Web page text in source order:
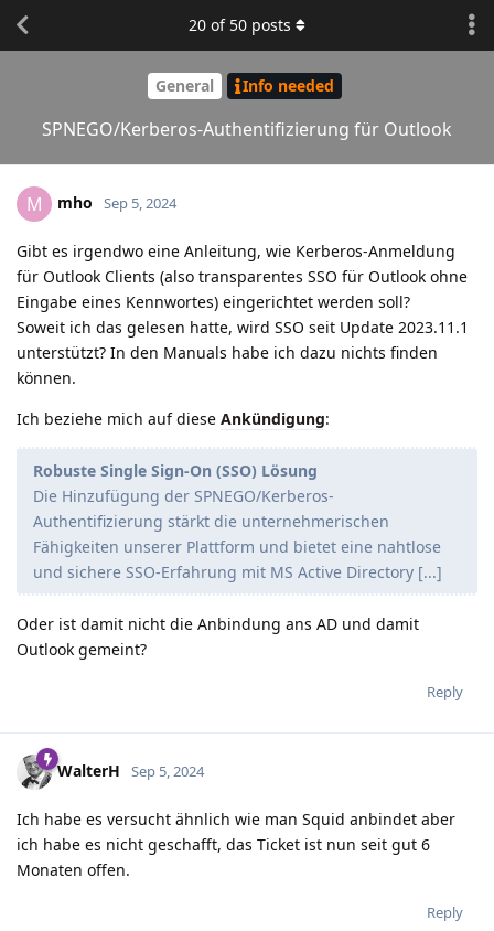
General Info needed
SPNEGO/Kerberos-Authentifizierung für Outlook
20 of 50 posts
M mho Sep 5, 2024
Gibt es irgendwo eine Anleitung, wie Kerberos-Anmeldung
für Outlook Clients (also transparentes SSO für Outlook ohne
Eingabe eines Kennwortes) eingerichtet werden soll?
Soweit ich das gelesen hatte, wird SSO seit Update 2023.11.1
unterstützt? In den Manuals habe ich dazu nichts finden
können.
Ich beziehe mich auf diese Ankündigung:
Robuste Single Sign-On (SSO) Lösung
Die Hinzufügung der SPNEGO/Kerberos-
Authentifizierung stärkt die unternehmerischen
Fähigkeiten unserer Plattform und bietet eine nahtlose
und sichere SSO-Erfahrung mit MS Active Directory [...]
Oder ist damit nicht die Anbindung ans AD und damit
Outlook gemeint?
Reply
WalterH Sep 5, 2024
Ich habe es versucht ähnlich wie man Squid anbindet aber
ich habe es nicht geschafft, das Ticket ist nun seit gut 6
Monaten offen.
Reply